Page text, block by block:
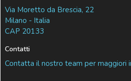
Via Moretto da Brescia, 22
Milano - Italia
CAP 20133
Contatti
Contatta il nostro team per maggiori